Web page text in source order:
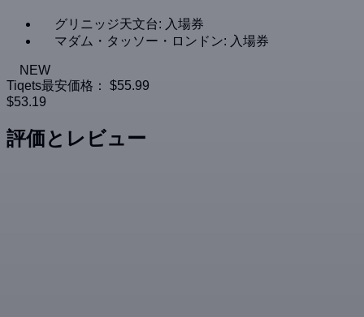
グリニッジ天文台: 入場券
マダム・タッソー・ロンドン: 入場券
NEW
Tiqets最安価格：
$55.99
$53.19
評価とレビュー